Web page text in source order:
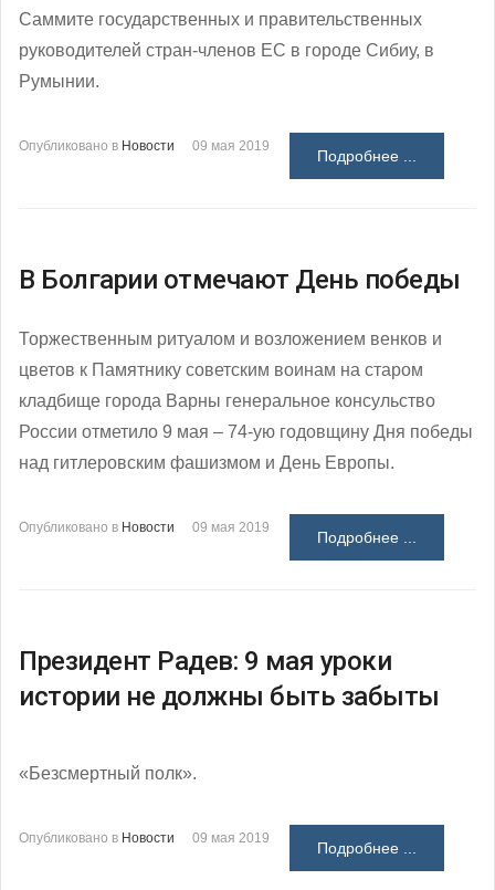
Саммите государственных и правительственных
руководителей стран-членов ЕС в городе Сибиу, в
Румынии.
Опубликовано в Новости 09 мая 2019
Подробнее ...
В Болгарии отмечают День победы
Торжественным ритуалом и возложением венков и
цветов к Памятнику советским воинам на старом
кладбище города Варны генеральное консульство
России отметило 9 мая – 74-ую годовщину Дня победы
над гитлеровским фашизмом и День Европы.
Опубликовано в Новости 09 мая 2019
Подробнее ...
Президент Радев: 9 мая уроки
истории не должны быть забыты
«Безсмертный полк».
Опубликовано в Новости 09 мая 2019
Подробнее ...